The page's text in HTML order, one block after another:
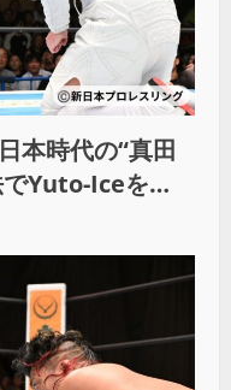
本時代の“真田
でYuto-Iceを
感じるな」